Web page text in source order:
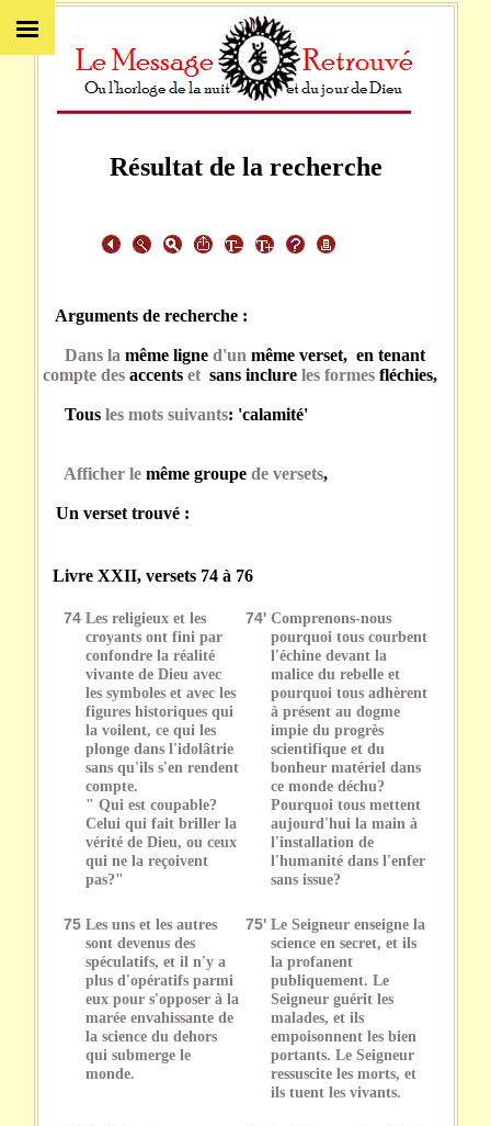
Résultat de la recherche
Arguments de recherche :
Dans la même ligne d'un même verset, en tenant
compte des accents et sans inclureles formes fléchies,
Tous les mots suivants: 'calamité'
Afficher le même groupede versets,
Un verset trouvé :
Livre XXII, versets 74 à 76
74 Les religieux et les
croyants ont fini par
confondre la réalité
vivante de Dieu avec
les symboles et avec les
figures historiques qui
la voilent, ce qui les
plonge dans l'idolâtrie
sans qu'ils s'en rendent
compte.
" Qui est coupable?
Celui qui fait briller la
vérité de Dieu, ou ceux
qui ne la reçoivent
pas?"
74' Comprenons-nous
pourquoi tous courbent
l'échine devant la
malice du rebelle et
pourquoi tous adhèrent
à présent au dogme
impie du progrès
scientifique et du
bonheur matériel dans
ce monde déchu?
Pourquoi tous mettent
aujourd'hui la main à
l'installation de
l'humanité dans l'enfer
sans issue?
75 Les uns et les autres
sont devenus des
spéculatifs, et il n'y a
plus d'opératifs parmi
eux pour s'opposer à la
marée envahissante de
la science du dehors
qui submerge le
monde.
75' Le Seigneur enseigne la
science en secret, et ils
la profanent
publiquement. Le
Seigneur guérit les
malades, et ils
empoisonnent les bien
portants. Le Seigneur
ressuscite les morts, et
ils tuent les vivants.